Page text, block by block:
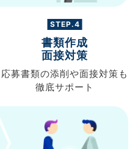
STEP.4
書類作成
面接対策
応募書類の添削や面接対策も
徹底サポート